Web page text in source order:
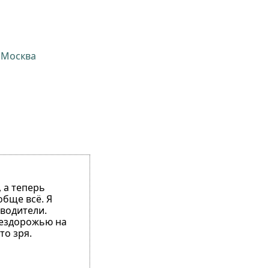
теперь
всё. Я
на
зря.